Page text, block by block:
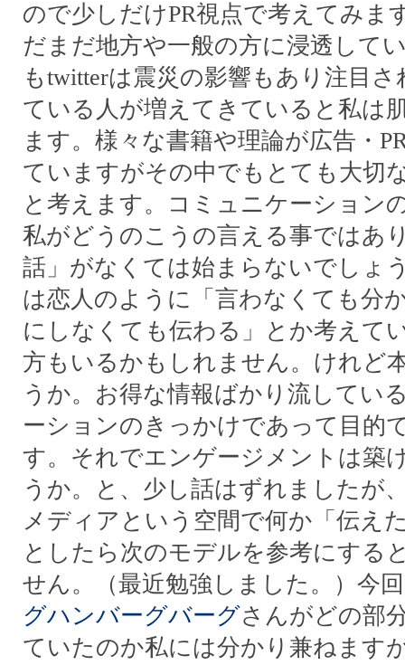
ので少しだけPR視点で考えてみま
だまだ地方や一般の方に浸透して
もtwitterは震災の影響もあり注目
ている人が増えてきていると私は
ます。様々な書籍や理論が広告・
ていますがその中でもとても大切
と考えます。コミュニケーション
私がどうのこうの言える事ではあ
話」がなくては始まらないでしょ
は恋人のように「言わなくても分
にしなくても伝わる」とか考えて
方もいるかもしれません。けれど
うか。お得な情報ばかり流してい
ーションのきっかけであって目的
す。それでエンゲージメントは築
うか。と、少し話はずれましたが
メディアという空間で何か「伝え
としたら次のモデルを参考にする
せん。（最近勉強しました。）今
グハンバーグバーグさんがどの部
ていたのか私には分かり兼ねます